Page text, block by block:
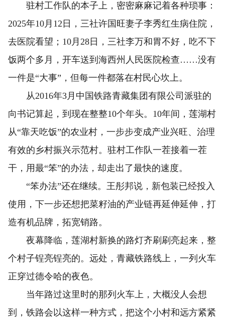
驻村工作队的本子上，密密麻麻记着各种琐事：
2025年10月12日，三社许国旺妻子李秀红生病住院，
去医院看望；10月28日，三社李万和胃不好，吃不下
饭两个多月，开车送到海西州人民医院检查……没有
一件是“大事”，但每一件都落在村民心坎上。
从2016年3月中国铁路青藏集团有限公司派驻的
向书记算起，到现在整整10个年头。10年间，莲湖村
从“靠天吃饭”的农业村，一步步变成产业兴旺、治理
有效的乡村振兴示范村。驻村工作队一茬接着一茬
干，用最“笨”的办法，却走出了最快的速度。
“笨办法”还在继续。王彤邦说，新包装已经投入
使用，下一步还想把菜籽油的产业链再延伸延伸，打
造有机品牌，拓宽销路。
夜幕降临，莲湖村新换的路灯齐刷刷亮起来，整
个村子锃亮锃亮的。远处，青藏铁路线上，一列火车
正穿过德令哈的夜色。
当年路过这里时的那列火车上，大概没人会想
到，铁路会以这样一种方式，把这个小村和远方紧紧